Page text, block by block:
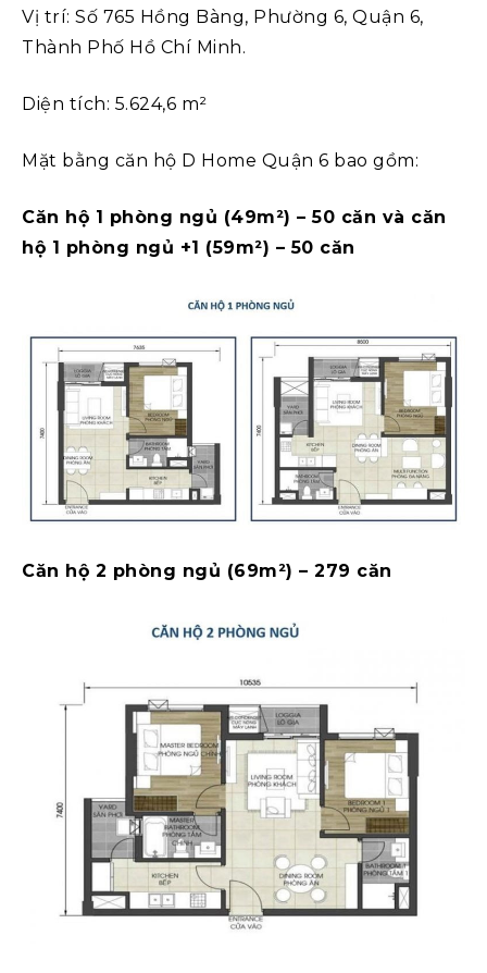
Vị trí: Số 765 Hồng Bàng, Phường 6, Quận 6,
Thành Phố Hồ Chí Minh.
Diện tích: 5.624,6 m²
Mặt bằng căn hộ D Home Quận 6 bao gồm:
Căn hộ 1 phòng ngủ (49m²) – 50 căn và căn
hộ 1 phòng ngủ +1 (59m²) – 50 căn
Căn hộ 2 phòng ngủ (69m²) – 279 căn